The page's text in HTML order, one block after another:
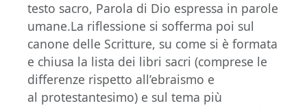
testo sacro, Parola di Dio espressa in parole
umane.La riflessione si sofferma poi sul
canone delle Scritture, su come si è formata
e chiusa la lista dei libri sacri (comprese le
differenze rispetto all’ebraismo e
al protestantesimo) e sul tema più